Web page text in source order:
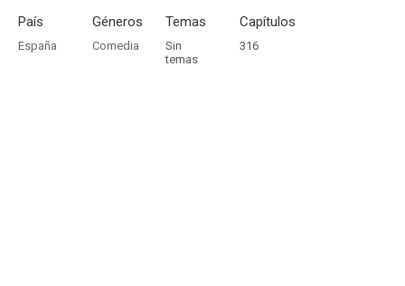
País
España
Géneros
Comedia
Temas
Sin
temas
Capítulos
316